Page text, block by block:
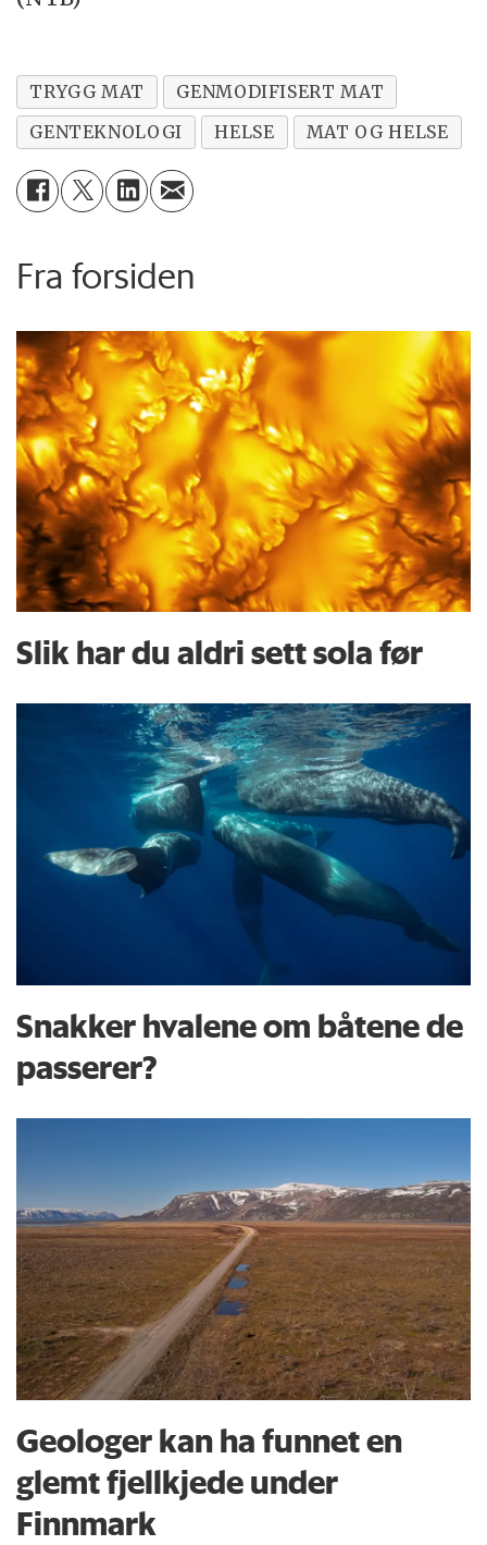
TRYGG MAT
GENMODIFISERT MAT
GENTEKNOLOGI
HELSE MAT OG HELSE
Fra forsiden
Slik har du aldri sett sola før
Snakker hvalene om båtene de
passerer?
Geologer kan ha funnet en
glemt fjellkjede under
Finnmark